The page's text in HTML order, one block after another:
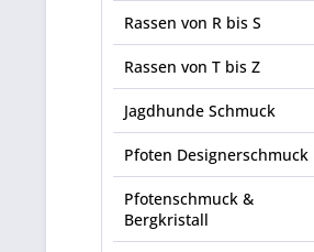
Rassen von R bis S
Rassen von T bis Z
Jagdhunde Schmuck
Pfoten Designerschmuck
Pfotenschmuck &
Bergkristall